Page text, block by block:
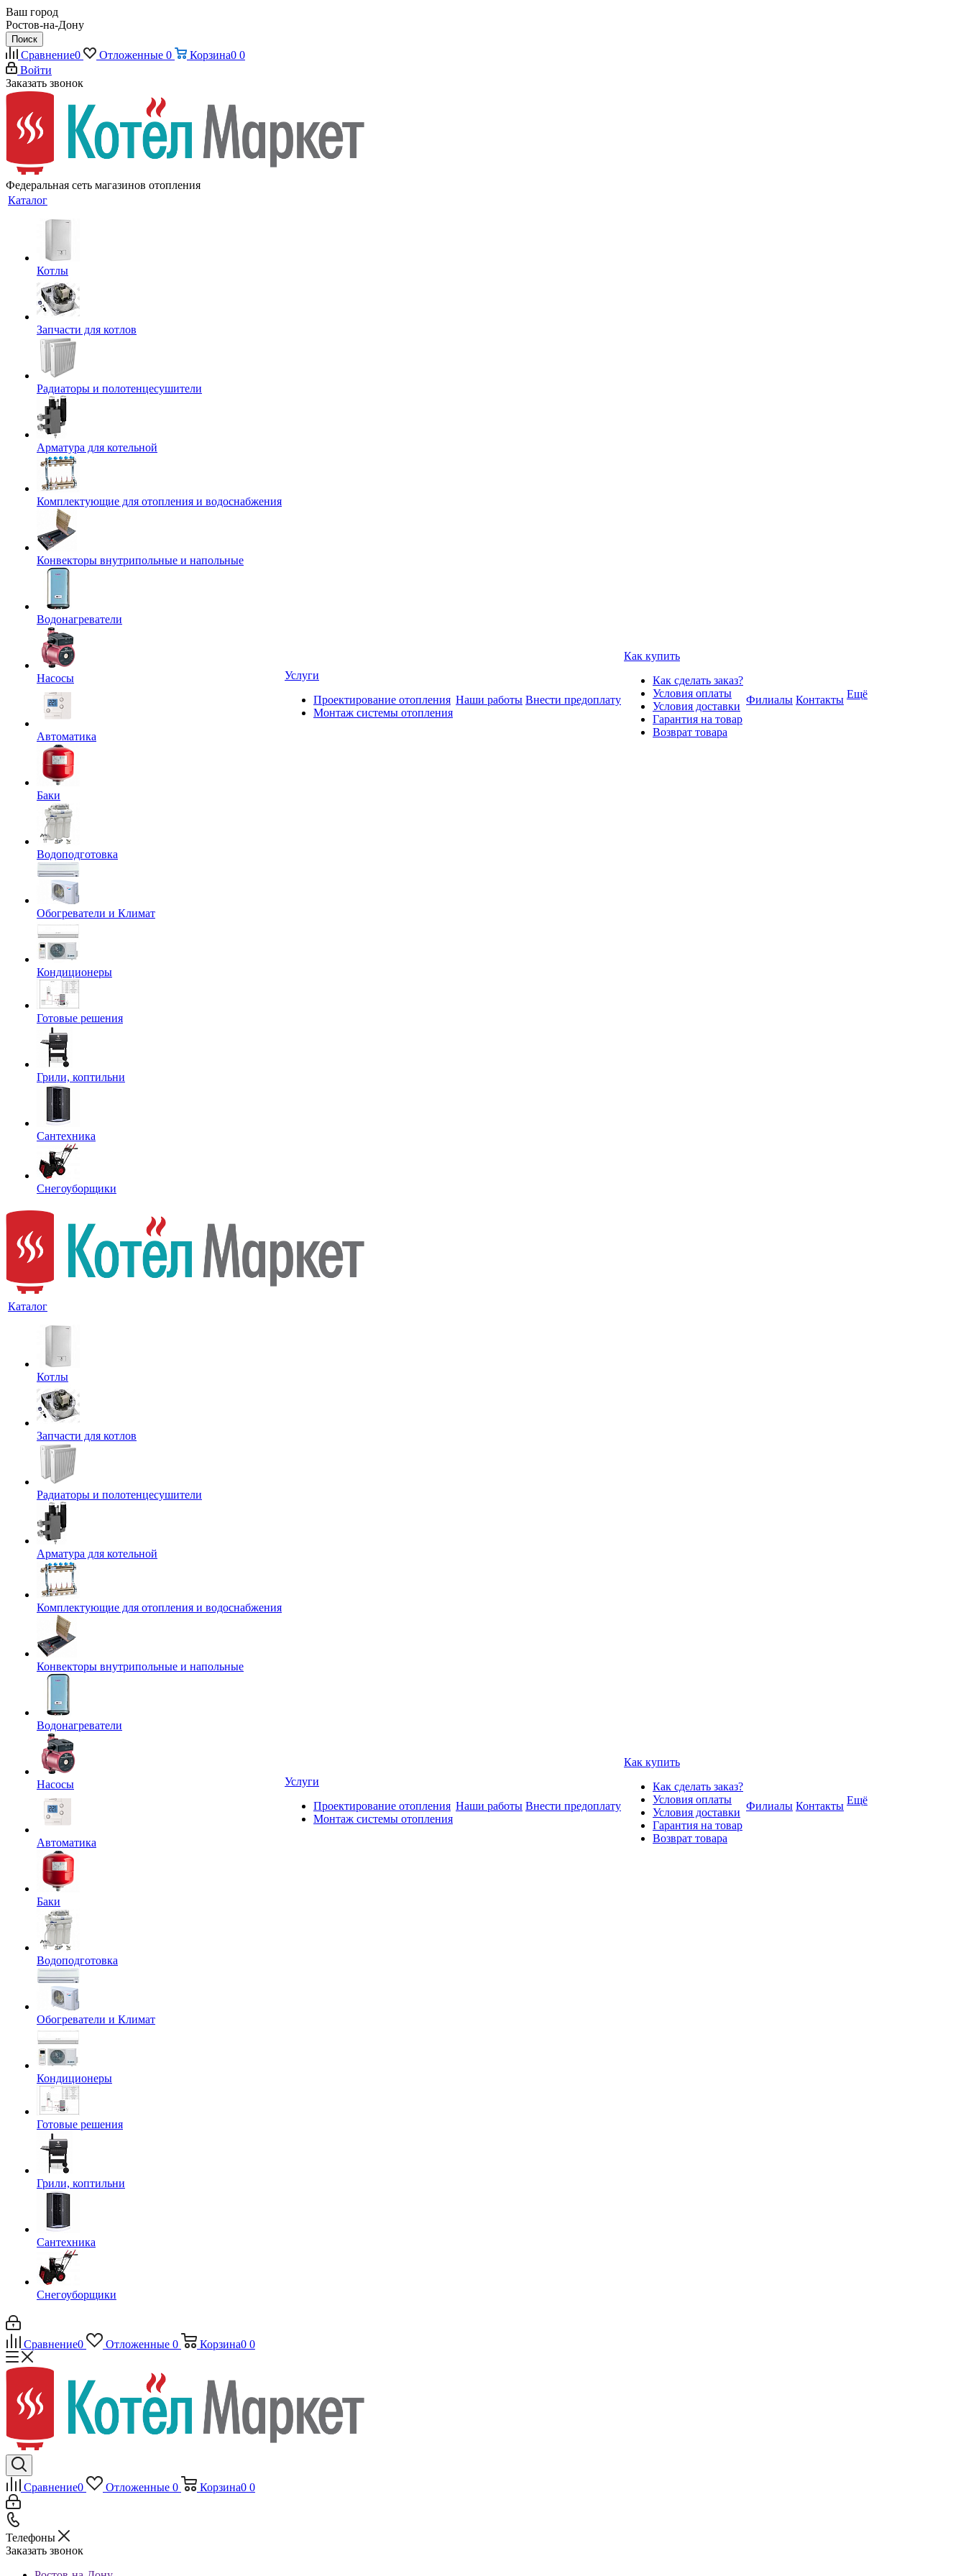
Ваш город
Ростов-на-Дону
Поиск
Сравнение0 Отложенные 0 Корзина0 0
Войти
Заказать звонок
Федеральная сеть магазинов отопления
Каталог
Котлы
Запчасти для котлов
Радиаторы и полотенцесушители
Арматура для котельной
Комплектующие для отопления и водоснабжения
Конвекторы внутрипольные и напольные
Водонагреватели
Насосы
Автоматика
Баки
Водоподготовка
Обогреватели и Климат
Кондиционеры
Готовые решения
Грили, коптильни
Сантехника
Снегоуборщики
Услуги
Проектирование отопления
Монтаж системы отопления
Наши работы Внести предоплату
Как купить
Как сделать заказ?
Условия оплаты
Условия доставки
Гарантия на товар
Возврат товара
Филиалы Контакты Ещё
Каталог
Котлы
Запчасти для котлов
Радиаторы и полотенцесушители
Арматура для котельной
Комплектующие для отопления и водоснабжения
Конвекторы внутрипольные и напольные
Водонагреватели
Насосы
Автоматика
Баки
Водоподготовка
Обогреватели и Климат
Кондиционеры
Готовые решения
Грили, коптильни
Сантехника
Снегоуборщики
Услуги
Проектирование отопления
Монтаж системы отопления
Наши работы Внести предоплату
Как купить
Как сделать заказ?
Условия оплаты
Условия доставки
Гарантия на товар
Возврат товара
Филиалы Контакты Ещё
Сравнение0 Отложенные 0 Корзина0 0
Сравнение0 Отложенные 0 Корзина0 0
Телефоны
Заказать звонок